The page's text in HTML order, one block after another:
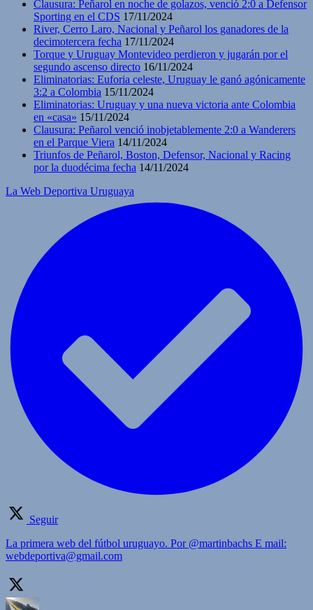
Clausura: Peñarol en noche de golazos, venció 2:0 a Defensor
Sporting en el CDS 17/11/2024
River, Cerro Laro, Nacional y Peñarol los ganadores de la
decimotercera fecha 17/11/2024
Torque y Uruguay Montevideo perdieron y jugarán por el
segundo ascenso directo 16/11/2024
Eliminatorias: Euforia celeste, Uruguay le ganó agónicamente
3:2 a Colombia 15/11/2024
Eliminatorias: Uruguay y una nueva victoria ante Colombia
en «casa» 15/11/2024
Clausura: Peñarol venció inobjetablemente 2:0 a Wanderers
en el Parque Viera 14/11/2024
Triunfos de Peñarol, Boston, Defensor, Nacional y Racing
por la duodécima fecha 14/11/2024
La Web Deportiva Uruguaya
Seguir
La primera web del fútbol uruguayo. Por @martinbachs E mail:
webdeportiva@gmail.com